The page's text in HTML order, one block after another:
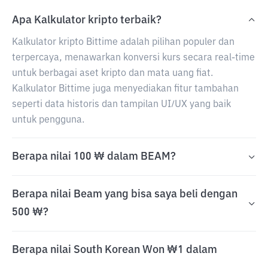
Apa Kalkulator kripto terbaik?
Kalkulator kripto Bittime adalah pilihan populer dan
terpercaya, menawarkan konversi kurs secara real-time
untuk berbagai aset kripto dan mata uang fiat.
Kalkulator Bittime juga menyediakan fitur tambahan
seperti data historis dan tampilan UI/UX yang baik
untuk pengguna.
Berapa nilai 100 ₩ dalam BEAM?
Berapa nilai Beam yang bisa saya beli dengan
500 ₩?
Berapa nilai South Korean Won ₩1 dalam